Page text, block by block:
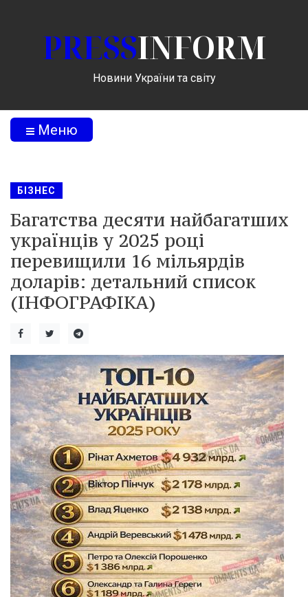
PRESSINFORM
Новини України та світу
Меню
БІЗНЕС
Багатства десяти найбагатших
українців у 2025 році
перевищили 16 мільярдів
доларів: детальний список
(ІНФОГРАФІКА)